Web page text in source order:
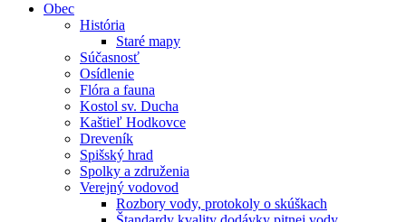
Obec
História
Staré mapy
Súčasnosť
Osídlenie
Flóra a fauna
Kostol sv. Ducha
Kaštieľ Hodkovce
Dreveník
Spišský hrad
Spolky a združenia
Verejný vodovod
Rozbory vody, protokoly o skúškach